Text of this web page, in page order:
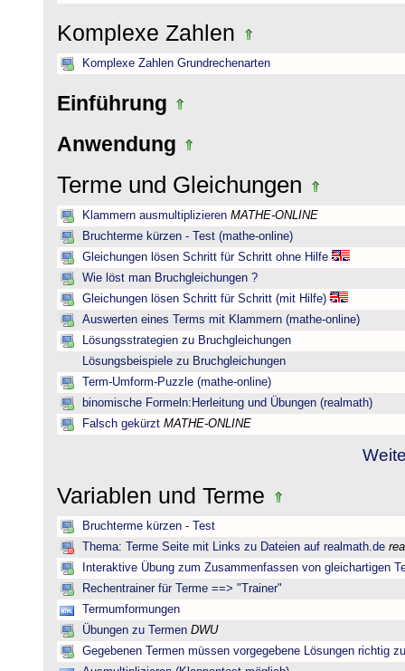
Komplexe Zahlen
Komplexe Zahlen Grundrechenarten
Einführung
Anwendung
Terme und Gleichungen
Klammern ausmultiplizieren MATHE-ONLINE
Bruchterme kürzen - Test (mathe-online)
Gleichungen lösen Schritt für Schritt ohne Hilfe
Wie löst man Bruchgleichungen ?
Gleichungen lösen Schritt für Schritt (mit Hilfe)
Auswerten eines Terms mit Klammern (mathe-online)
Lösungsstrategien zu Bruchgleichungen
Lösungsbeispiele zu Bruchgleichungen
Term-Umform-Puzzle (mathe-online)
binomische Formeln:Herleitung und Übungen (realmath)
Falsch gekürzt MATHE-ONLINE
Variablen und Terme
Bruchterme kürzen - Test
Thema: Terme Seite mit Links zu Dateien auf realmath.de
Interaktive Übung zum Zusammenfassen von gleichartigen
Rechentrainer für Terme ==> "Trainer"
Termumformungen
Übungen zu Termen DWU
Gegebenen Termen müssen vorgegebene Lösungen richtig